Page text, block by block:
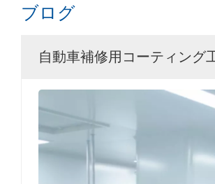
ブログ
自動車補修用コーティング